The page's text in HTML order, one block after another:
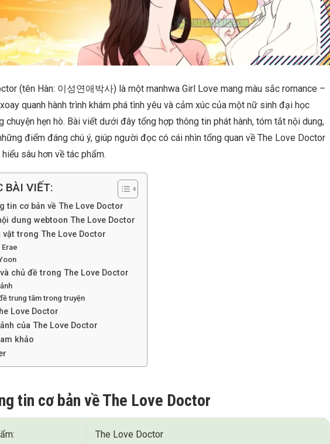
(tên Hàn: 이성연애박사) là một manhwa Girl Love mang màu sắc romance –
quanh hành trình khám phá tình yêu và cảm xúc của một nữ sinh đại học
chuyện hẹn hò. Bài viết dưới đây tổng hợp thông tin phát hành, tóm tắt nội dung,
điểm đáng chú ý, giúp người đọc có cái nhìn tổng quan về The Love Doctor
sâu hơn về tác phẩm.
BÀI VIẾT:
tin cơ bản về The Love Doctor
dung webtoon The Love Doctor
vật trong The Love Doctor
chủ đề trong The Love Doctor
trung tâm trong truyện
Love Doctor
của The Love Doctor
khảo
tin cơ bản về The Love Doctor
The Love Doctor